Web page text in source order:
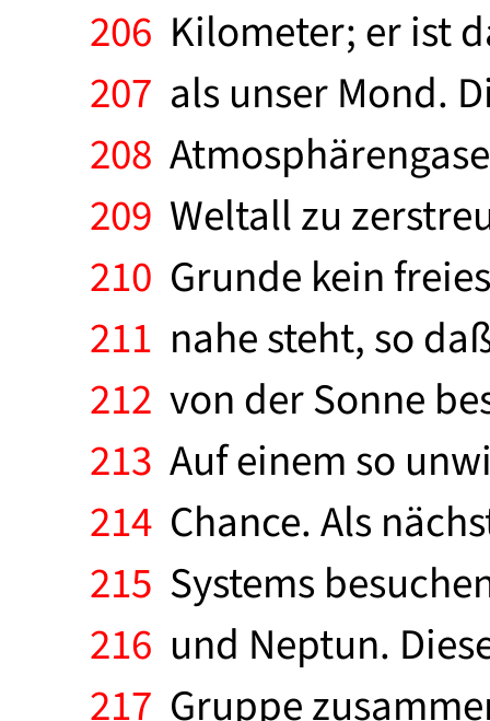
206 Kilometer; er ist
207 als unser Mond.
208
209 Weltall zu
210 Grunde kein
211 nahe steht, so
212 von der Sonne
213 Auf einem so
214 Chance. Als
215 Systems
216 und Neptun.
217 Gruppe